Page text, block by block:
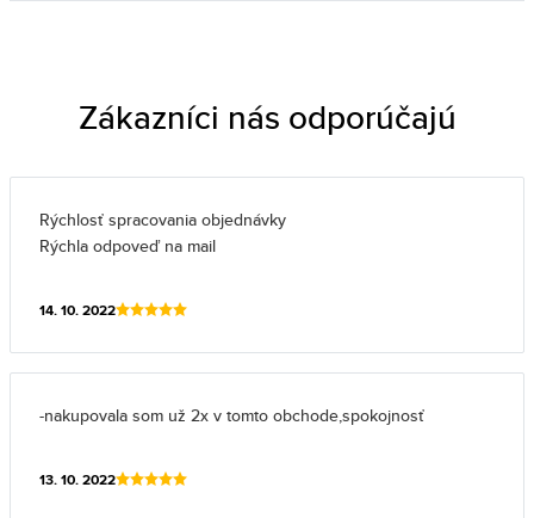
Zákazníci nás odporúčajú
Rýchlosť spracovania objednávky
Rýchla odpoveď na mail
14. 10. 2022
-nakupovala som už 2x v tomto obchode,spokojnosť
13. 10. 2022